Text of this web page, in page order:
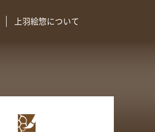
上羽絵惣について